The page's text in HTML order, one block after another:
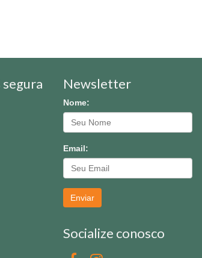
Newsletter
Nome:
Email:
Enviar
Socialize conosco